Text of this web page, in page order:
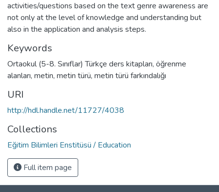
activities/questions based on the text genre awareness are
not only at the level of knowledge and understanding but
also in the application and analysis steps.
Keywords
Ortaokul (5-8. Sınıflar) Türkçe ders kitapları, öğrenme
alanları, metin, metin türü, metin türü farkındalığı
URI
http://hdl.handle.net/11727/4038
Collections
Eğitim Bilimleri Enstitüsü / Education
Full item page